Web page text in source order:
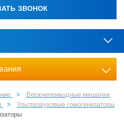
ЗВОНОК
>
Верхнеприводные мешалки,
> Ультразвуковые гомогенизаторы